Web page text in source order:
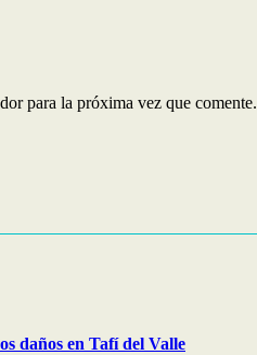
para la próxima vez que comente.
daños en Tafí del Valle